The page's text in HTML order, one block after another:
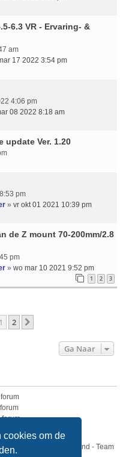
cookies om de
6.3 VR - Ervaring- &
am
17 2022 3:54 pm
4:06 pm
08 2022 8:18 am
update Ver. 1.20
pm
» vr okt 01 2021 10:39 pm
de Z mount 70-200mm/2.8
pm
» wo mar 10 2021 9:52 pm
1 2 3
1 2
Ga Naar
Nikon Club Nederland - Team